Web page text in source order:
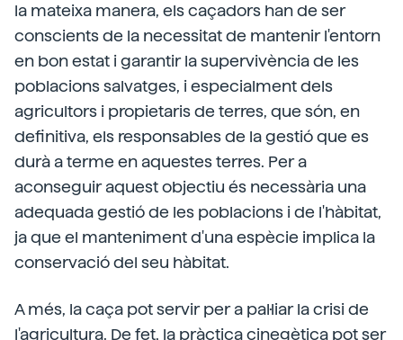
la mateixa manera, els caçadors han de ser
conscients de la necessitat de mantenir l'entorn
en bon estat i garantir la supervivència de les
poblacions salvatges, i especialment dels
agricultors i propietaris de terres, que són, en
definitiva, els responsables de la gestió que es
durà a terme en aquestes terres. Per a
aconseguir aquest objectiu és necessària una
adequada gestió de les poblacions i de l'hàbitat,
ja que el manteniment d'una espècie implica la
conservació del seu hàbitat.
A més, la caça pot servir per a pal·liar la crisi de
l'agricultura. De fet, la pràctica cinegètica pot ser